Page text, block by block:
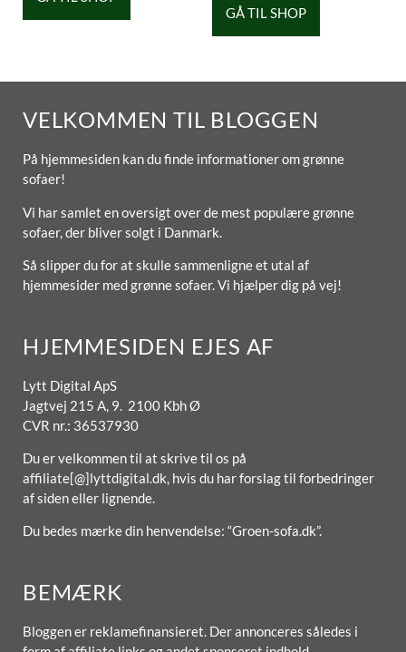
GÅ TIL SHOP
VELKOMMEN TIL BLOGGEN
På hjemmesiden kan du finde informationer om grønne
sofaer!
Vi har samlet en oversigt over de mest populære grønne
sofaer, der bliver solgt i Danmark.
Så slipper du for at skulle sammenligne et utal af
hjemmesider med grønne sofaer. Vi hjælper dig på vej!
HJEMMESIDEN EJES AF
Lytt Digital ApS
Jagtvej 215 A, 9. 2100 Kbh Ø
CVR nr.: 36537930
Du er velkommen til at skrive til os på
affiliate[@]lyttdigital.dk, hvis du har forslag til forbedringer
af siden eller lignende.
Du bedes mærke din henvendelse: “Groen-sofa.dk”.
BEMÆRK
Bloggen er reklamefinansieret. Der annonceres således i